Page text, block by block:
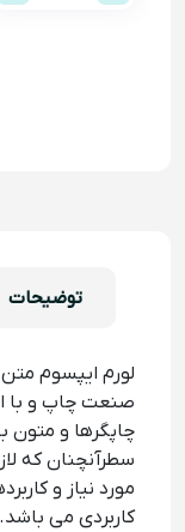
توضیحات
لورم ایپسوم
صنعت چاپ و با
چاپگرها و متون
سطرآنچنان که
مورد نیاز و
کاربردی می